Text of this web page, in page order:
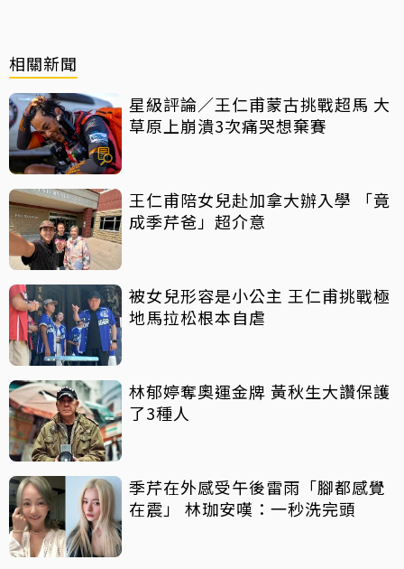
相關新聞
星級評論／王仁甫蒙古挑戰超馬 大
草原上崩潰3次痛哭想棄賽
王仁甫陪女兒赴加拿大辦入學 「竟
成季芹爸」超介意
被女兒形容是小公主 王仁甫挑戰極
地馬拉松根本自虐
林郁婷奪奧運金牌 黃秋生大讚保護
了3種人
季芹在外感受午後雷雨「腳都感覺
在震」 林珈安嘆：一秒洗完頭